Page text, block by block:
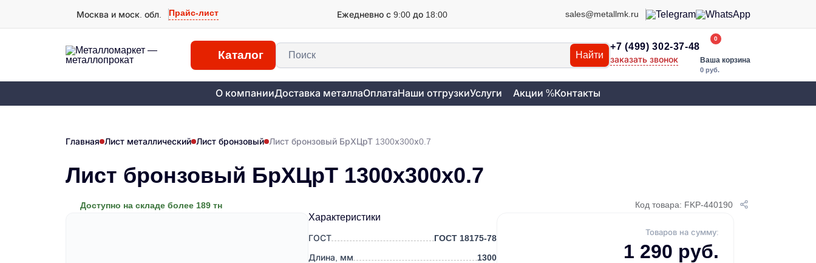
Москва и моск. обл. Прайс-лист Ежедневно с 9:00 до 18:00 sales@metallmk.ru
Каталог Найти
+7 (499) 302-37-48
заказать звонок
0
Ваша корзина
0 руб.
О компанииДоставка металлаОплатаНаши отгрузкиУслуги Акции %Контакты
Главная Лист металлический Лист бронзовый Лист бронзовый БрХЦрТ 1300х300х0.7
Лист бронзовый БрХЦрТ 1300х300х0.7
Доступно на складе более 189 тн Код товара: FKP-440190
Характеристики
ГОСТ
ГОСТ 18175-78
Длина, мм
1300
Товаров на сумму:
1 290 руб.